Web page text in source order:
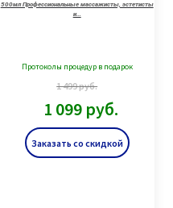
Заказать со скидкой
500мл Профессиональные массажисты, эстетисты
и…
Протоколы процедур в подарок
1 499руб.
1 099 руб.